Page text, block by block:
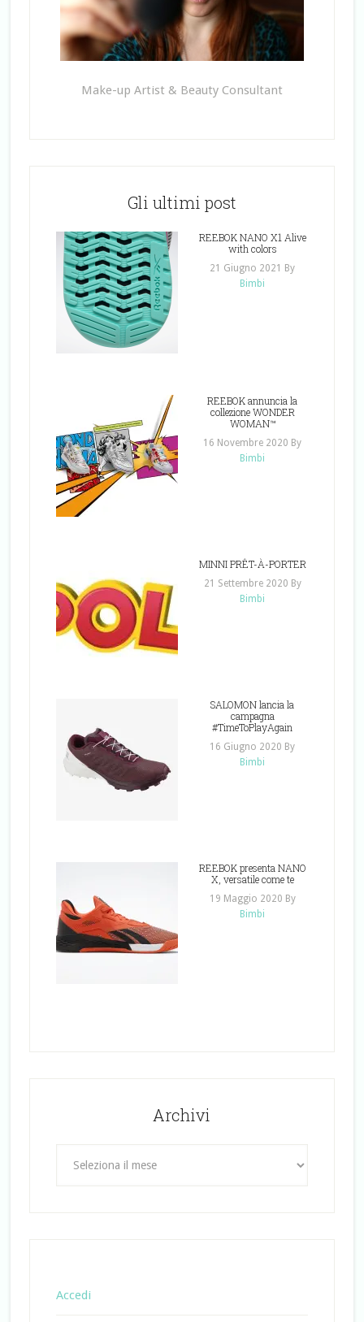
Make-up Artist & Beauty Consultant
Gli ultimi post
REEBOK NANO X1 Alive
with colors
21 Giugno 2021
By
Bimbi
REEBOK annuncia la
collezione WONDER
WOMAN™
16 Novembre 2020 By
Bimbi
MINNI PRÊT-À-PORTER
21 Settembre 2020 By
Bimbi
SALOMON lancia la
campagna
#TimeToPlayAgain
16 Giugno 2020 By
Bimbi
REEBOK presenta NANO
X, versatile come te
19 Maggio 2020 By
Bimbi
Archivi
Accedi